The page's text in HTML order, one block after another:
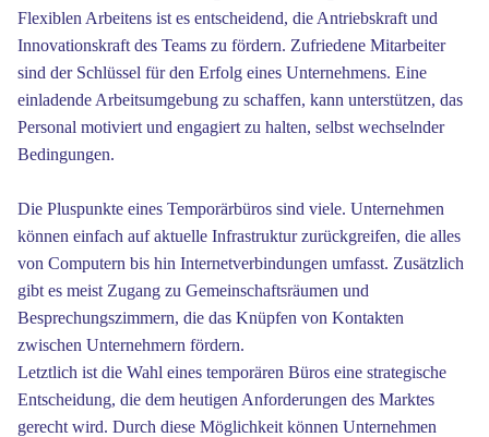
Flexiblen Arbeitens ist es entscheidend, die Antriebskraft und
Innovationskraft des Teams zu fördern. Zufriedene Mitarbeiter
sind der Schlüssel für den Erfolg eines Unternehmens. Eine
einladende Arbeitsumgebung zu schaffen, kann unterstützen, das
Personal motiviert und engagiert zu halten, selbst wechselnder
Bedingungen.
Die Pluspunkte eines Temporärbüros sind viele. Unternehmen
können einfach auf aktuelle Infrastruktur zurückgreifen, die alles
von Computern bis hin Internetverbindungen umfasst. Zusätzlich
gibt es meist Zugang zu Gemeinschaftsräumen und
Besprechungszimmern, die das Knüpfen von Kontakten
zwischen Unternehmern fördern.
Letztlich ist die Wahl eines temporären Büros eine strategische
Entscheidung, die dem heutigen Anforderungen des Marktes
gerecht wird. Durch diese Möglichkeit können Unternehmen